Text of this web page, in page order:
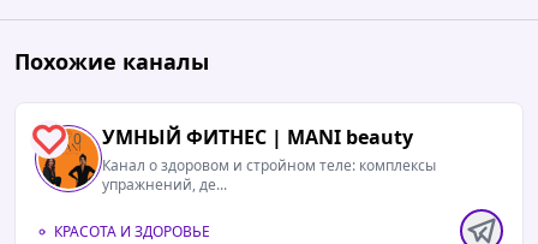
Похожие каналы
0 УМНЫЙ ФИТНЕС | MANI beauty
Канал о здоровом и стройном теле: комплексы
упражнений, де...
КРАСОТА И ЗДОРОВЬЕ